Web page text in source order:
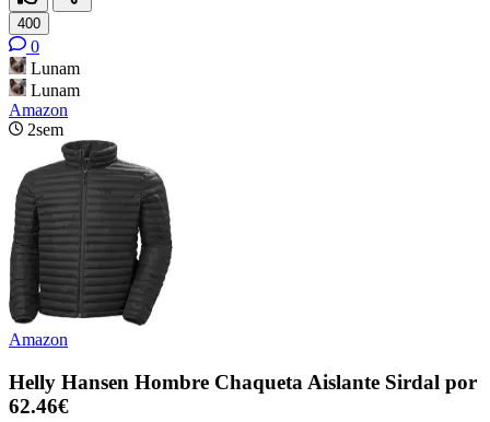
400
0
Lunam
Lunam
Amazon
2sem
Amazon
Helly Hansen Hombre Chaqueta Aislante Sirdal por
62.46€